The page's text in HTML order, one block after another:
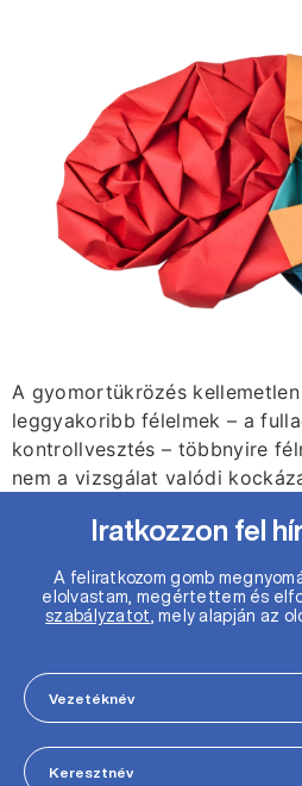
A gyomortükrözés
leggyakoribb félelmek – a
kontrollvesztés – többnyire
nem a vizsgálat valódi
Iratkozzon fel
A feliratkozom gomb
elolvastam, megértettem és
szabályzatot , mely alapján az